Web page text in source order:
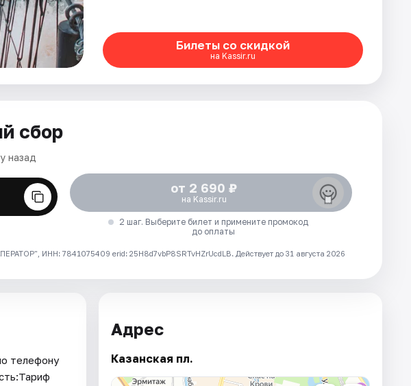
Билеты со скидкой
на Kassir.ru
сбор
назад
от 2 690 ₽
на Kassir.ru
2 шаг. Выберите билет и примените промокод
до оплаты
ИНН: 7841075409 erid: 25H8d7vbP8SRTvHZrUcdLB. Действует до 31 августа 2026
телефону
Адрес
Казанская пл.